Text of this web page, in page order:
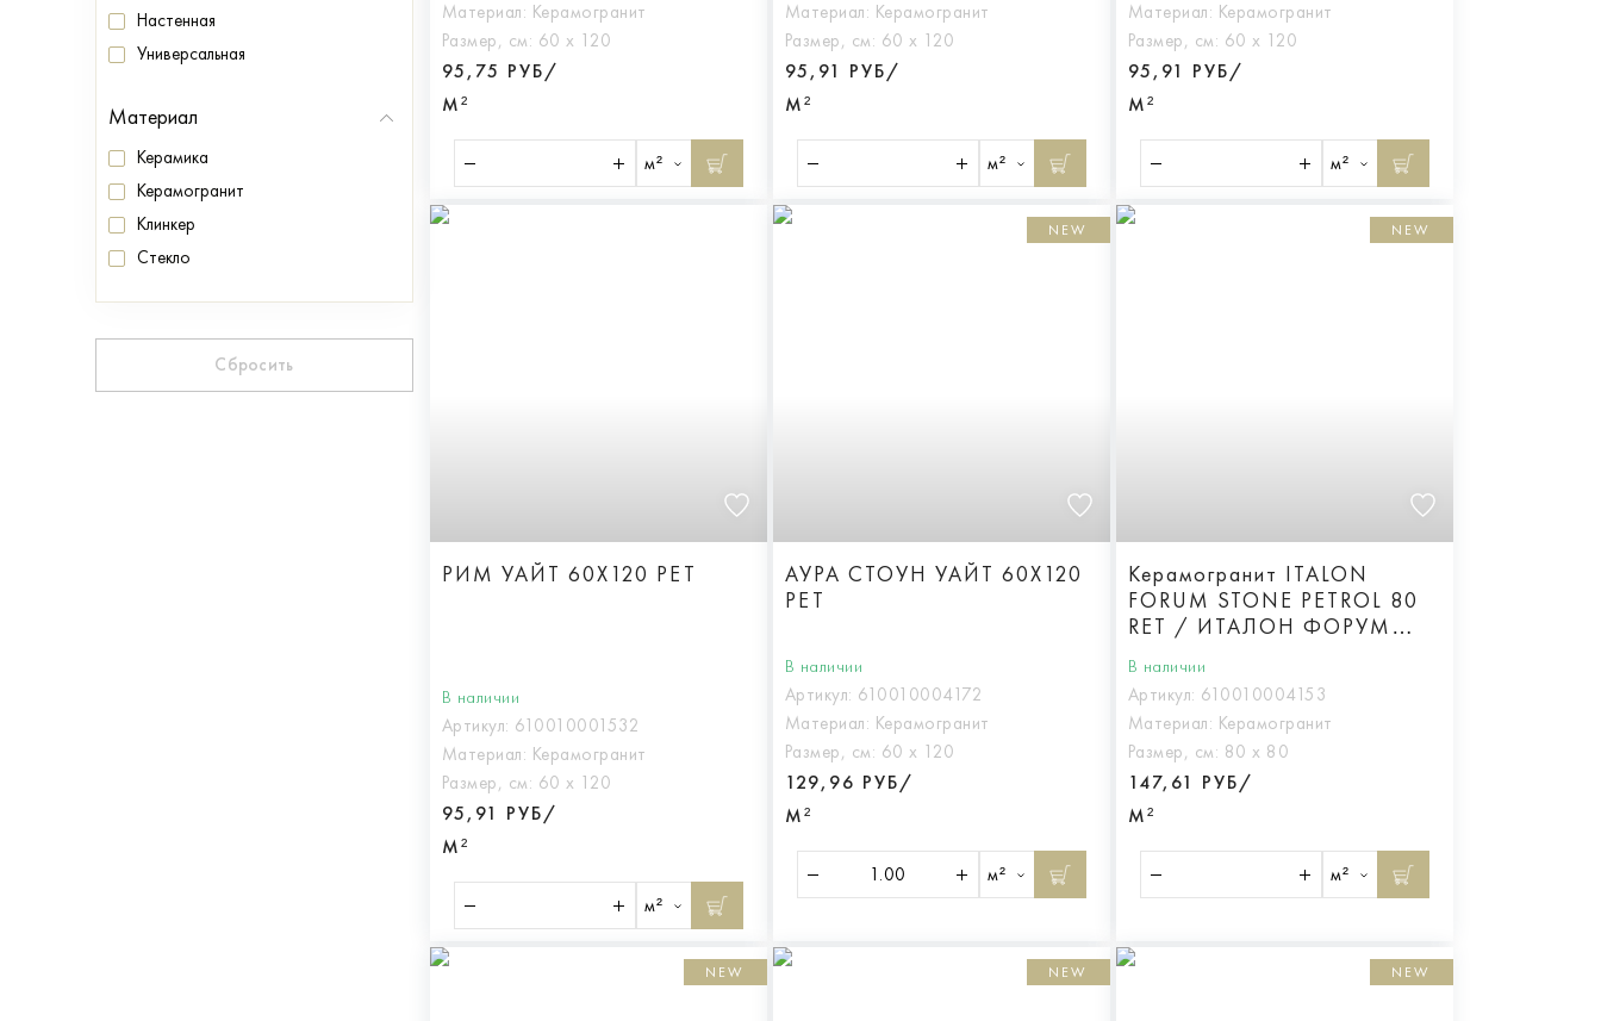
Настенная
Универсальная
Материал
Керамика
Керамогранит
Клинкер
Стекло
Сбросить
Материал: Керамогранит
Размер, см: 60 х 120
95,75 РУБ/
М²
м²
Материал: Керамогранит
Размер, см: 60 х 120
95,91 РУБ/
М²
м²
Материал: Керамогранит
Размер, см: 60 х 120
95,91 РУБ/
М²
м²
РИМ УАЙТ 60X120 РЕТ
В наличии
Артикул: 610010001532
Материал: Керамогранит
Размер, см: 60 х 120
95,91 РУБ/
М²
м²
NEW
АУРА СТОУН УАЙТ 60X120
РЕТ
В наличии
Артикул: 610010004172
Материал: Керамогранит
Размер, см: 60 х 120
129,96 РУБ/
М²
м²
NEW
Керамогранит ITALON
FORUM STONE PETROL 80
RET / ИТАЛОН ФОРУМ
СТОУН ПЕТРОЛ 80 РЕТ,
арт.610010004153
В наличии
Артикул: 610010004153
Материал: Керамогранит
Размер, см: 80 х 80
147,61 РУБ/
М²
м²
NEW NEW NEW